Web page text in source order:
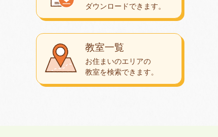
教室一覧
お住まいのエリアの
教室を検索できます。
ダウンロードできます。